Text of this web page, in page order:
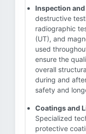
Inspection
destructive
radiographic
(UT), and
used
ensure the
overall
during and
safety and
Coatings and
Specialized
protective